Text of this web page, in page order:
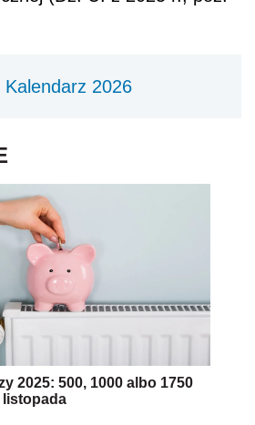
Kalendarz 2026
2025: 500, 1000 albo 1750
listopada